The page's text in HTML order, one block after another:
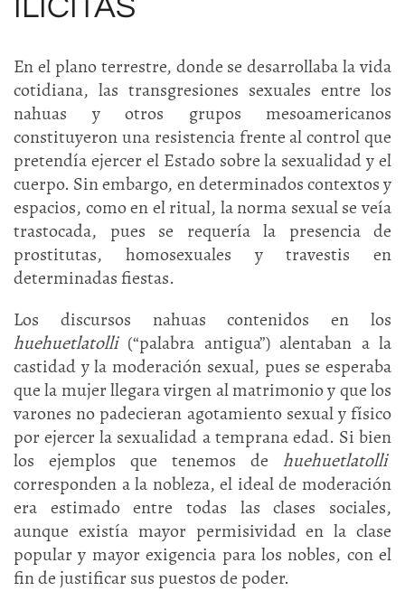
ILÍCITAS
En el plano terrestre, donde se desarrollaba la vida
cotidiana, las transgresiones sexuales entre los
nahuas y otros grupos mesoamericanos
constituyeron una resistencia frente al control que
pretendía ejercer el Estado sobre la sexualidad y el
cuerpo. Sin embargo, en determinados contextos y
espacios, como en el ritual, la norma sexual se veía
trastocada, pues se requería la presencia de
prostitutas, homosexuales y travestis en
determinadas fiestas.
Los discursos nahuas contenidos en los
huehuetlatolli(“palabra antigua”) alentaban a la
castidad y la moderación sexual, pues se esperaba
que la mujer llegara virgen al matrimonio y que los
varones no padecieran agotamiento sexual y físico
por ejercer la sexualidad a temprana edad. Si bien
los ejemplos que tenemos de huehuetlatolli
corresponden a la nobleza, el ideal de moderación
era estimado entre todas las clases sociales,
aunque existía mayor permisividad en la clase
popular y mayor exigencia para los nobles, con el
fin de justificar sus puestos de poder.